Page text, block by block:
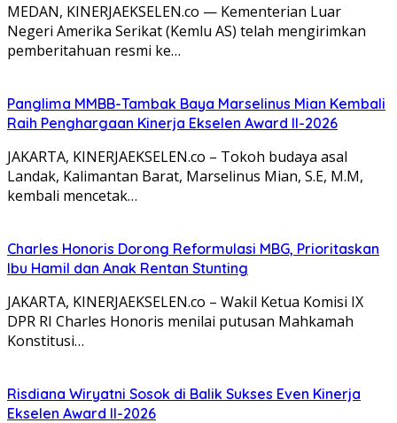
MEDAN, KINERJAEKSELEN.co — Kementerian Luar
Negeri Amerika Serikat (Kemlu AS) telah mengirimkan
pemberitahuan resmi ke…
Panglima MMBB-Tambak Baya Marselinus Mian Kembali
Raih Penghargaan Kinerja Ekselen Award II-2026
JAKARTA, KINERJAEKSELEN.co – Tokoh budaya asal
Landak, Kalimantan Barat, Marselinus Mian, S.E, M.M,
kembali mencetak…
Charles Honoris Dorong Reformulasi MBG, Prioritaskan
Ibu Hamil dan Anak Rentan Stunting
JAKARTA, KINERJAEKSELEN.co – Wakil Ketua Komisi IX
DPR RI Charles Honoris menilai putusan Mahkamah
Konstitusi…
Risdiana Wiryatni Sosok di Balik Sukses Even Kinerja
Ekselen Award II-2026